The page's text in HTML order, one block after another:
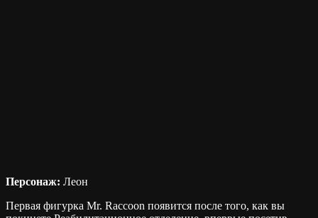
Персонаж: Леон
Первая фигурка Mr. Raccoon появится после того, как вы